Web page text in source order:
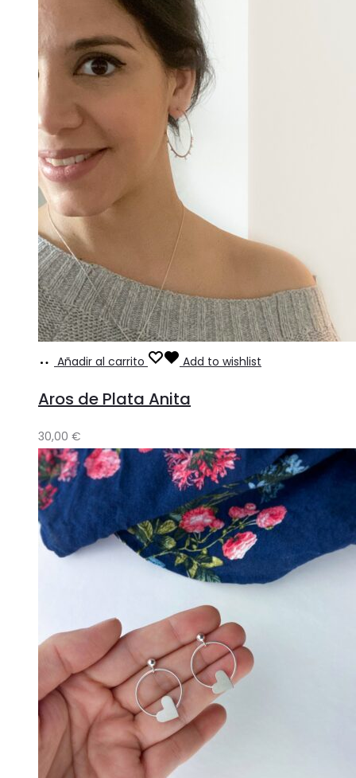
Añadir al carrito Add to wishlist
Aros de Plata Anita
30,00 €